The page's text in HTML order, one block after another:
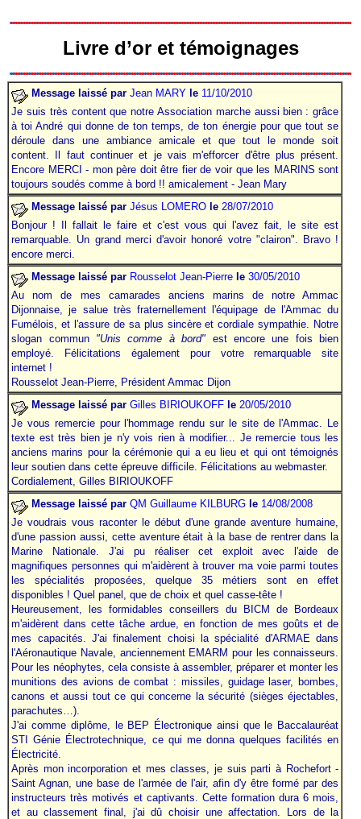
Livre d’or et témoignages
Message laissé par Jean MARY le 11/10/2010
Je suis très content que notre Association marche aussi bien : grâce
à toi André qui donne de ton temps, de ton énergie pour que tout se
déroule dans une ambiance amicale et que tout le monde soit
content. Il faut continuer et je vais m'efforcer d'être plus présent.
Encore MERCI - mon père doit être fier de voir que les MARINS sont
toujours soudés comme à bord !! amicalement - Jean Mary
Message laissé par Jésus LOMERO le 28/07/2010
Bonjour ! Il fallait le faire et c'est vous qui l'avez fait, le site est
remarquable. Un grand merci d'avoir honoré votre "clairon". Bravo !
encore merci.
Message laissé par Rousselot Jean-Pierre le 30/05/2010
Au nom de mes camarades anciens marins de notre Ammac
Dijonnaise, je salue très fraternellement l'équipage de l'Ammac du
Fumélois, et l'assure de sa plus sincère et cordiale sympathie. Notre
slogan commun "Unis comme à bord" est encore une fois bien
employé. Félicitations également pour votre remarquable site
internet !
Rousselot Jean-Pierre, Président Ammac Dijon
Message laissé par Gilles BIRIOUKOFF le 20/05/2010
Je vous remercie pour l'hommage rendu sur le site de l'Ammac. Le
texte est très bien je n'y vois rien à modifier... Je remercie tous les
anciens marins pour la cérémonie qui a eu lieu et qui ont témoignés
leur soutien dans cette épreuve difficile. Félicitations au webmaster.
Cordialement, Gilles BIRIOUKOFF
Message laissé par QM Guillaume KILBURG le 14/08/2008
Je voudrais vous raconter le début d'une grande aventure humaine,
d'une passion aussi, cette aventure était à la base de rentrer dans la
Marine Nationale. J'ai pu réaliser cet exploit avec l'aide de
magnifiques personnes qui m'aidèrent à trouver ma voie parmi toutes
les spécialités proposées, quelque 35 métiers sont en effet
disponibles ! Quel panel, que de choix et quel casse-tête !
Heureusement, les formidables conseillers du BICM de Bordeaux
m'aidèrent dans cette tâche ardue, en fonction de mes goûts et de
mes capacités. J'ai finalement choisi la spécialité d'ARMAE dans
l'Aéronautique Navale, anciennement EMARM pour les connaisseurs.
Pour les néophytes, cela consiste à assembler, préparer et monter les
munitions des avions de combat : missiles, guidage laser, bombes,
canons et aussi tout ce qui concerne la sécurité (sièges éjectables,
parachutes…).
J'ai comme diplôme, le BEP Électronique ainsi que le Baccalauréat
STI Génie Électrotechnique, ce qui me donna quelques facilités en
Électricité.
Après mon incorporation et mes classes, je suis parti à Rochefort -
Saint Agnan, une base de l'armée de l'air, afin d'y être formé par des
instructeurs très motivés et captivants. Cette formation dura 6 mois,
et au classement final, j'ai dû choisir une affectation. Lors de la